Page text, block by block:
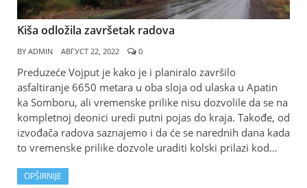
Kiša odložila završetak radova
BY ADMIN АВГУСТ 22, 2022 0
Preduzeće Vojput je kako je i planiralo završilo
asfaltiranje 6650 metara u oba sloja od ulaska u Apatin
ka Somboru, ali vremenske prilike nisu dozvolile da se na
kompletnoj deonici uredi putni pojas do kraja. Takođe, od
izvođača radova saznajemo i da će se narednih dana kada
to vremenske prilike dozvole uraditi kolski prilazi kod…
OPŠIRNIJE